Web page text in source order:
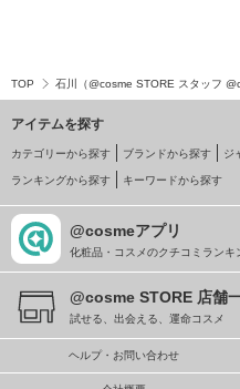
TOP 石川（@cosme STORE スタッフ
アイテムを探す
カテゴリーから探す ブランドから探す ジ
ランキングから探す キーワードから探す
@cosmeアプリ
化粧品・コスメのクチコミランキ
@cosme STORE 店舗
試せる、出会える、運命コスメ
ヘルプ・お問い合わせ